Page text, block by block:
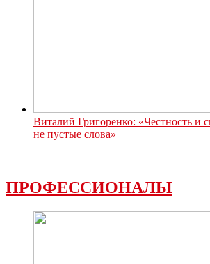
Виталий Григоренко: «Честность и
не пустые слова»
ПРОФЕССИОНАЛЫ